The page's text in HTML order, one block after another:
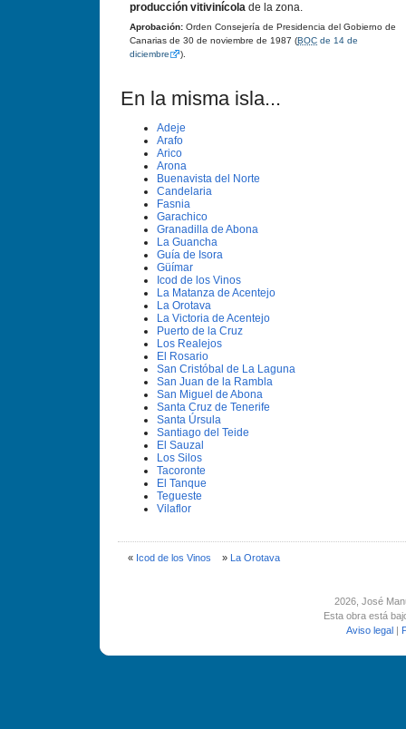
producción vitivinícola de la zona.
Aprobación: Orden Consejería de Presidencia del Gobierno de
Canarias de 30 de noviembre de 1987 (BOC de 14 de
diciembre
).
En la misma isla...
Adeje
Arafo
Arico
Arona
Buenavista del Norte
Candelaria
Fasnia
Garachico
Granadilla de Abona
La Guancha
Guí­a de Isora
Güí­mar
Icod de los Vinos
La Matanza de Acentejo
La Orotava
La Victoria de Acentejo
Puerto de la Cruz
Los Realejos
El Rosario
San Cristóbal de La Laguna
San Juan de la Rambla
San Miguel de Abona
Santa Cruz de Tenerife
Santa Úrsula
Santiago del Teide
El Sauzal
Los Silos
Tacoronte
El Tanque
Tegueste
Vilaflor
« Icod de los Vinos » La Orotava
2026, José
Esta obra está
Aviso legal |